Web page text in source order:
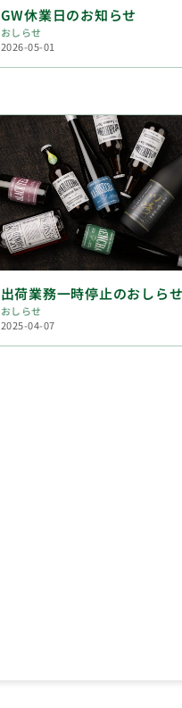
GW休業日のお知らせ
おしらせ
2026-05-01
出荷業務一時停止のおしらせ
おしらせ
2025-04-07